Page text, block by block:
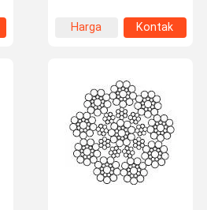
Harga
Kontak